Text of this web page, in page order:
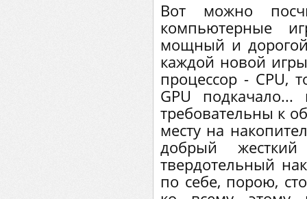
Вот можно
компьютерные
мощный и
каждой новой
процессор - CPU,
GPU
требовательны к
месту на
добрый
твердотельный
по себе, порою,